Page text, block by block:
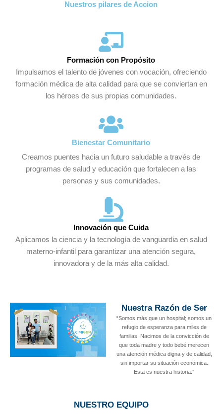
Nuestros pilares de Accion
Formación con Propósito
Impulsamos el talento de jóvenes con vocación, ofreciendo
formación médica de alta calidad para que se conviertan en
los héroes de sus propias comunidades.
Bienestar Comunitario
Creamos puentes hacia un futuro saludable a través de
programas de salud y educación que fortalecen a las
personas y sus comunidades.​
Innovación que Cuida
Aplicamos la ciencia y la tecnología de vanguardia en salud
materno-infantil para garantizar una atención segura,
innovadora y de la más alta calidad.
Nuestra Razón de Ser
“Somos más que un hospital; somos un
refugio de esperanza para miles de
familias. Nacimos de la convicción de
que toda madre y todo bebé merecen
una atención médica digna y de calidad,
sin importar su situación económica.
Esta es nuestra historia.”
NUESTRO EQUIPO